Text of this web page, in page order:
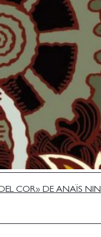
COR» DE ANAÏS NIN